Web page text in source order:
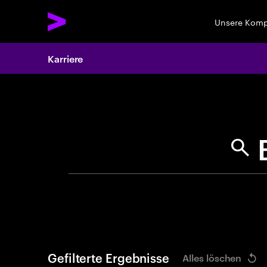
Unsere
Karriere
Gefilterte Ergebnisse Alles löschen